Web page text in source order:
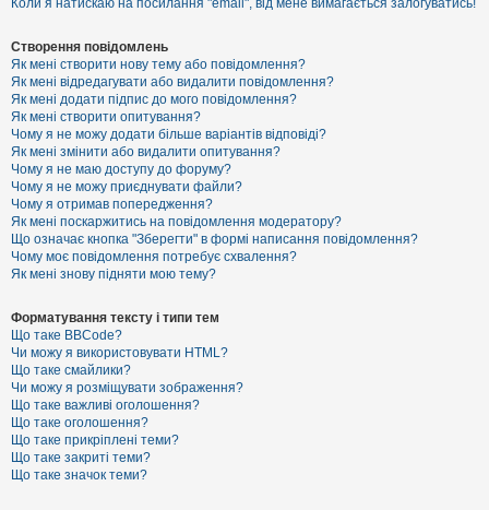
і
е
й
А
к
т
и
в
н
і
т
е
м
и
П
о
ш
у
к
Д
о
п
Створення повідомлень
Як мені створити нову тему або повідомлення?
Як мені відредагувати або видалити повідомлення?
Як мені додати підпис до мого повідомлення?
Як мені створити опитування?
Чому я не можу додати більше варіантів відповіді?
Як мені змінити або видалити опитування?
Чому я не маю доступу до форуму?
Чому я не можу приєднувати файли?
Чому я отримав попередження?
Як мені поскаржитись на повідомлення модератору?
Що означає кнопка "Зберегти" в формі написання повідомлення?
Чому моє повідомлення потребує схвалення?
Як мені знову підняти мою тему?
Форматування тексту і типи тем
Що таке BBCode?
Чи можу я використовувати HTML?
Що таке смайлики?
Чи можу я розміщувати зображення?
Що таке важливі оголошення?
Що таке оголошення?
Що таке прикріплені теми?
Що таке закриті теми?
Що таке значок теми?